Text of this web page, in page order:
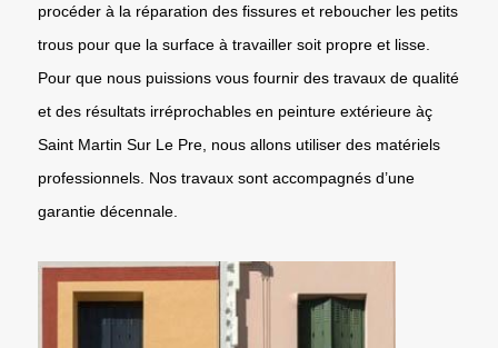
procéder à la réparation des fissures et reboucher les petits
trous pour que la surface à travailler soit propre et lisse.
Pour que nous puissions vous fournir des travaux de qualité
et des résultats irréprochables en peinture extérieure àç
Saint Martin Sur Le Pre, nous allons utiliser des matériels
professionnels. Nos travaux sont accompagnés d’une
garantie décennale.